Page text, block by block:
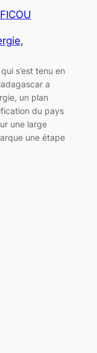
s’est tenu en
a
un plan
du pays
une large
une étape